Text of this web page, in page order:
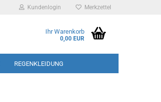
Kundenlogin Merkzettel
Ihr Warenkorb
0,00 EUR
REGENKLEIDUNG